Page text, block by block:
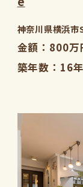
神奈川県横浜市
金額
800万
築年数
16年